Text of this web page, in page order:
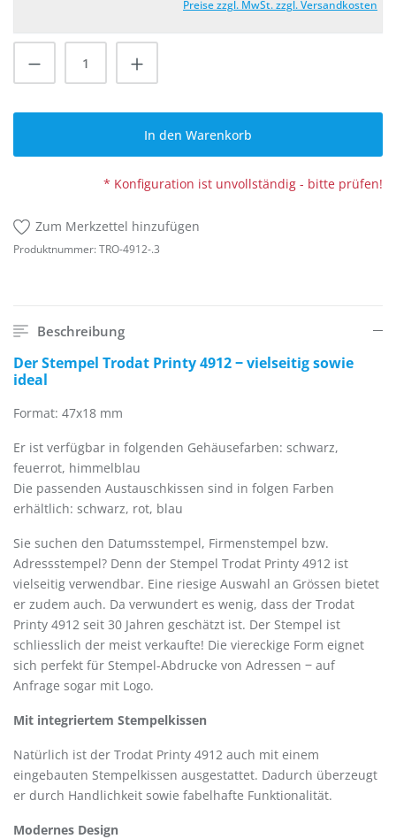
Preise zzgl. MwSt. zzgl. Versandkosten
Produkt Anzahl: Gib den gewünschten
In den Warenkorb
* Konfiguration ist unvollständig - bitte prüfen!
Zum Merkzettel hinzufügen
Produktnummer: TRO-4912-.3
Beschreibung
Der Stempel Trodat Printy 4912 ‒ vielseitig sowie
ideal
Format: 47x18 mm
Er ist verfügbar in folgenden Gehäusefarben: schwarz,
feuerrot, himmelblau
Die passenden Austauschkissen sind in folgen Farben
erhältlich: schwarz, rot, blau
Sie suchen den Datumsstempel, Firmenstempel bzw.
Adressstempel? Denn der Stempel Trodat Printy 4912 ist
vielseitig verwendbar. Eine riesige Auswahl an Grössen bietet
er zudem auch. Da verwundert es wenig, dass der Trodat
Printy 4912 seit 30 Jahren geschätzt ist. Der Stempel ist
schliesslich der meist verkaufte! Die viereckige Form eignet
sich perfekt für Stempel-Abdrucke von Adressen ‒ auf
Anfrage sogar mit Logo.
Mit integriertem Stempelkissen
Natürlich ist der Trodat Printy 4912 auch mit einem
eingebauten Stempelkissen ausgestattet. Dadurch überzeugt
er durch Handlichkeit sowie fabelhafte Funktionalität.
Modernes Design